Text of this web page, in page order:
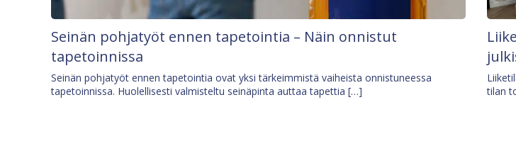
Seinän pohjatyöt ennen tapetointia – Näin onnistut
tapetoinnissa
Seinän pohjatyöt ennen tapetointia ovat yksi tärkeimmistä vaiheista onnistuneessa
tapetoinnissa. Huolellisesti valmisteltu seinäpinta auttaa tapettia […]
tilan